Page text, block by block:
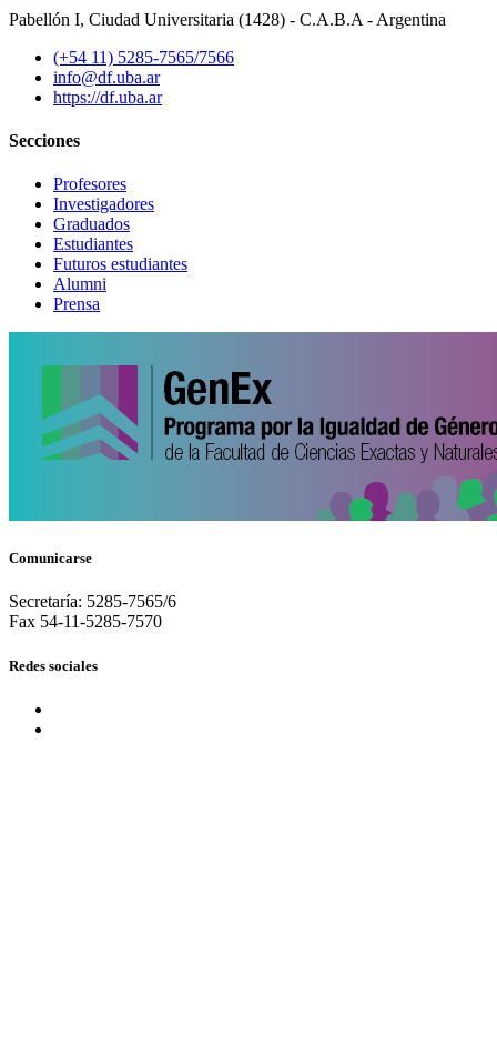
Pabellón I, Ciudad Universitaria (1428) - C.A.B.A - Argentina
(+54 11) 5285-7565/7566
info@df.uba.ar
https://df.uba.ar
Secciones
Profesores
Investigadores
Graduados
Estudiantes
Futuros estudiantes
Alumni
Prensa
Comunicarse
Secretaría: 5285-7565/6
Fax 54-11-5285-7570
Redes sociales